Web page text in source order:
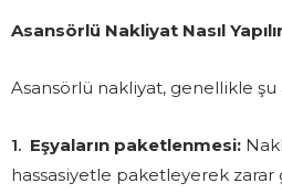
Asansörlü Nakliyat Nasıl
Asansörlü nakliyat, genellikle şu
Eşyaların paketlenmesi:
hassasiyetle paketleyerek